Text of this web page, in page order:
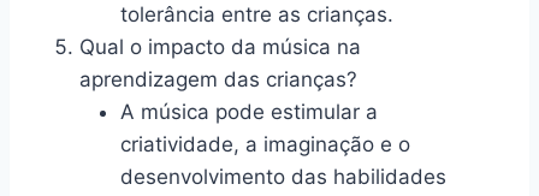
tolerância entre as crianças.
Qual o impacto da música na
aprendizagem das crianças?
A música pode estimular a
criatividade, a imaginação e o
desenvolvimento das habilidades